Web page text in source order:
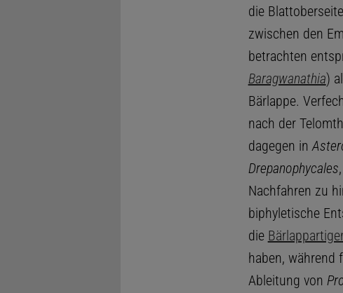
die
zwischen den
betrachten
Baragwanathia)
Bärlappe.
nach der
dagegen in
Drepanophycales
Nachfahren zu
biphyletische
die
haben, während
Ableitung von